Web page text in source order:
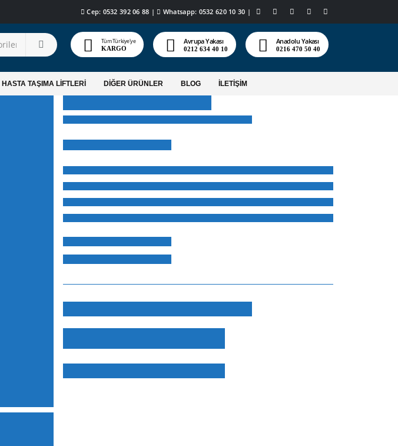
Cep: 0532 392 06 88 | Whatsapp: 0532 620 10 30 |
Tüm Türkiye'ye
KARGO
Avrupa Yakası
0212 634 40 10
Anadolu Yakası
0216 470 50 40
HASTA TAŞIMA LİFTLERİ DİĞER ÜRÜNLER BLOG İLETİŞİM